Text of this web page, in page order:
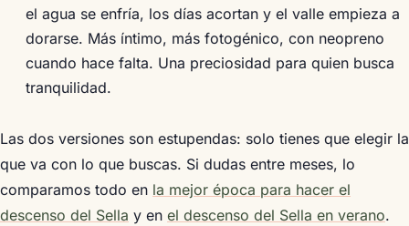
el agua se enfría, los días acortan y el valle empieza a
dorarse. Más íntimo, más fotogénico, con neopreno
cuando hace falta. Una preciosidad para quien busca
tranquilidad.
Las dos versiones son estupendas: solo tienes que elegir la
que va con lo que buscas. Si dudas entre meses, lo
comparamos todo en la mejor época para hacer el
descenso del Sella y en el descenso del Sella en verano.